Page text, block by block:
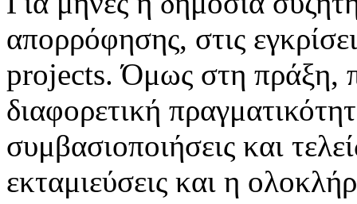
απορρόφησης, στις
projects. Όμως στη πράξη,
διαφορετική
συμβασιοποιήσεις και
εκταμιεύσεις και η